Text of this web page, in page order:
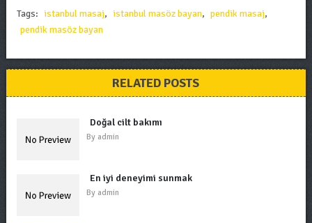
Tags: istanbul masaj, istanbul masöz bayan, pendik masaj,
pendik masöz bayan
RELATED POSTS
Doğal cilt bakımı
By admin
En iyi deneyimi sunmak
By admin